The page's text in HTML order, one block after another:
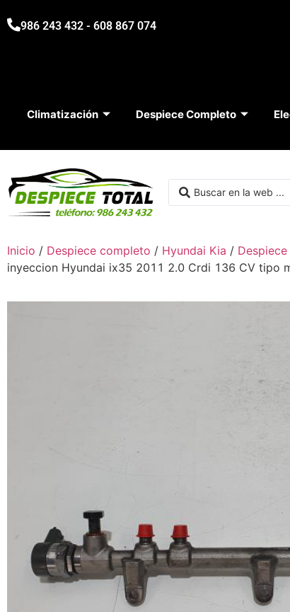
986 243 432 - 608 867 074
Climatización Despiece Completo
Inicio / Despiece completo / Hyundai Kia /
inyeccion Hyundai ix35 2011 2.0 Crdi 136 CV tipo